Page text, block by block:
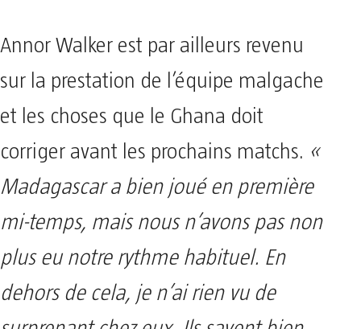
Annor Walker est par ailleurs revenu
sur la prestation de l’équipe malgache
et les choses que le Ghana doit
corriger avant les prochains matchs. «
Madagascar a bien joué en première
mi-temps, mais nous n’avons pas non
plus eu notre rythme habituel. En
dehors de cela, je n’ai rien vu de